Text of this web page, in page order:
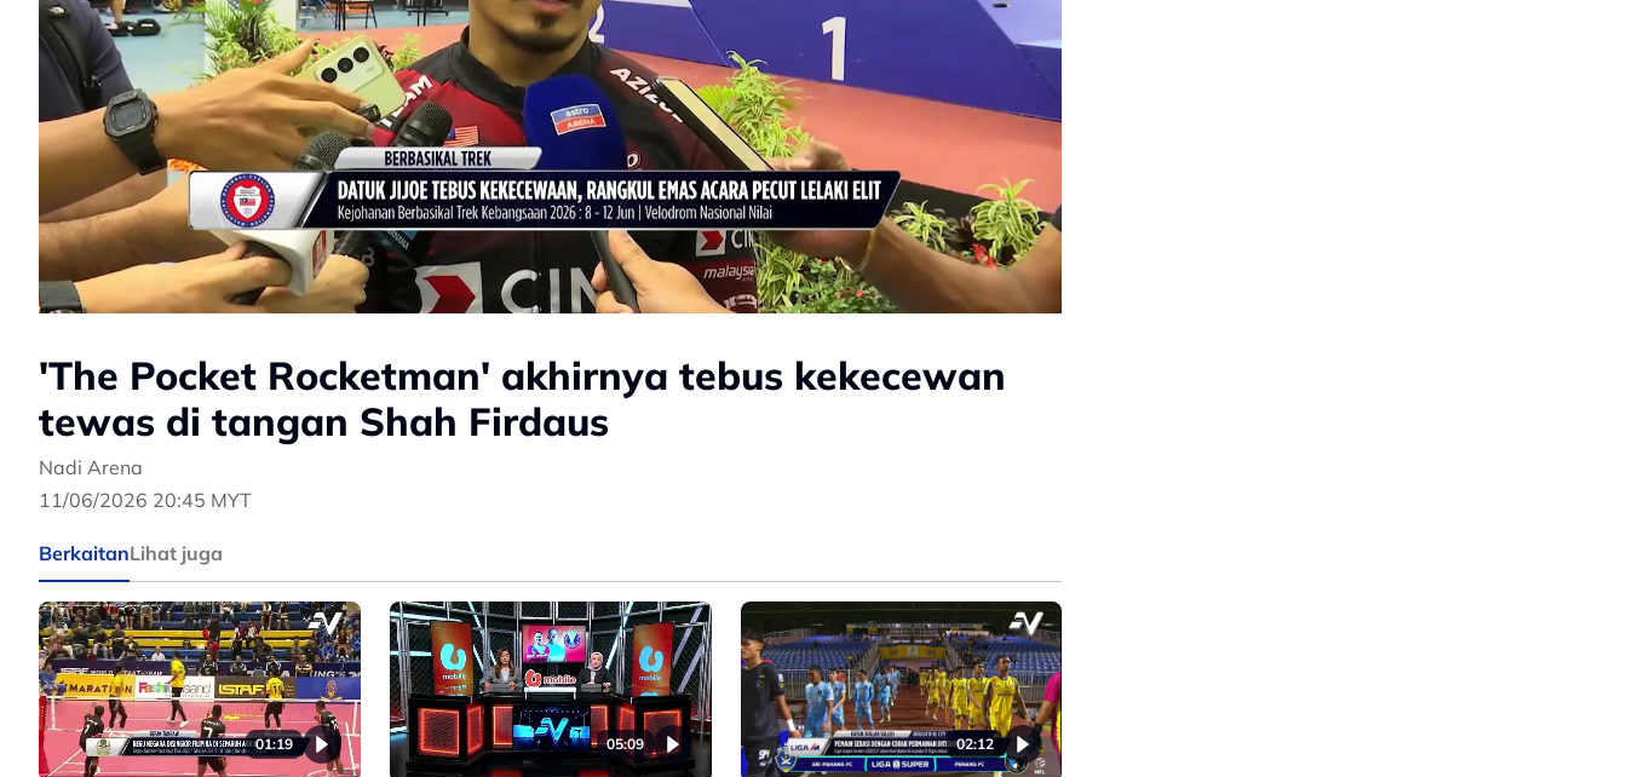
'The Pocket Rocketman' akhirnya tebus kekecewan
tewas di tangan Shah Firdaus
Nadi Arena
11/06/2026 20:45 MYT
BerkaitanLihat juga
01:19 05:09 02:12